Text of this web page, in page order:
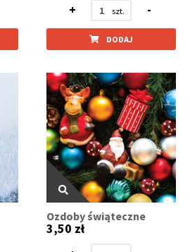
+
-
DODAJ
Ozdoby świąteczne
3,50 zł